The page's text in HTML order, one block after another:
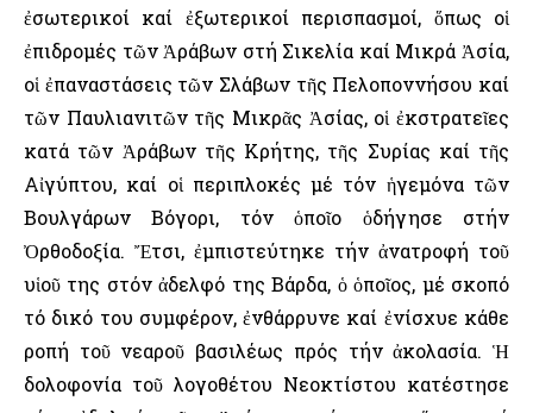
ἐσωτερικοί καί ἐξωτερικοί περισπασμοί, ὅπως οἱ
ἐπιδρομές τῶν Ἀράβων στή Σικελία καί Μικρά Ἀσία,
οἱ ἐπαναστάσεις τῶν Σλάβων τῆς Πελοποννήσου καί
τῶν Παυλιανιτῶν τῆς Μικρᾶς Ἀσίας, οἱ ἐκστρατεῖες
κατά τῶν Ἀράβων τῆς Κρήτης, τῆς Συρίας καί τῆς
Αἰγύπτου, καί οἱ περιπλοκές μέ τόν ἡγεμόνα τῶν
Βουλγάρων Βόγορι, τόν ὁποῖο ὁδήγησε στήν
Ὀρθοδοξία. Ἔτσι, ἐμπιστεύτηκε τήν ἀνατροφή τοῦ
υἱοῦ της στόν ἀδελφό της Βάρδα, ὁ ὁποῖος, μέ σκοπό
τό δικό του συμφέρον, ἐνθάρρυνε καί ἐνίσχυε κάθε
ροπή τοῦ νεαροῦ βασιλέως πρός τήν ἀκολασία. Ἡ
δολοφονία τοῦ λογοθέτου Νεοκτίστου κατέστησε